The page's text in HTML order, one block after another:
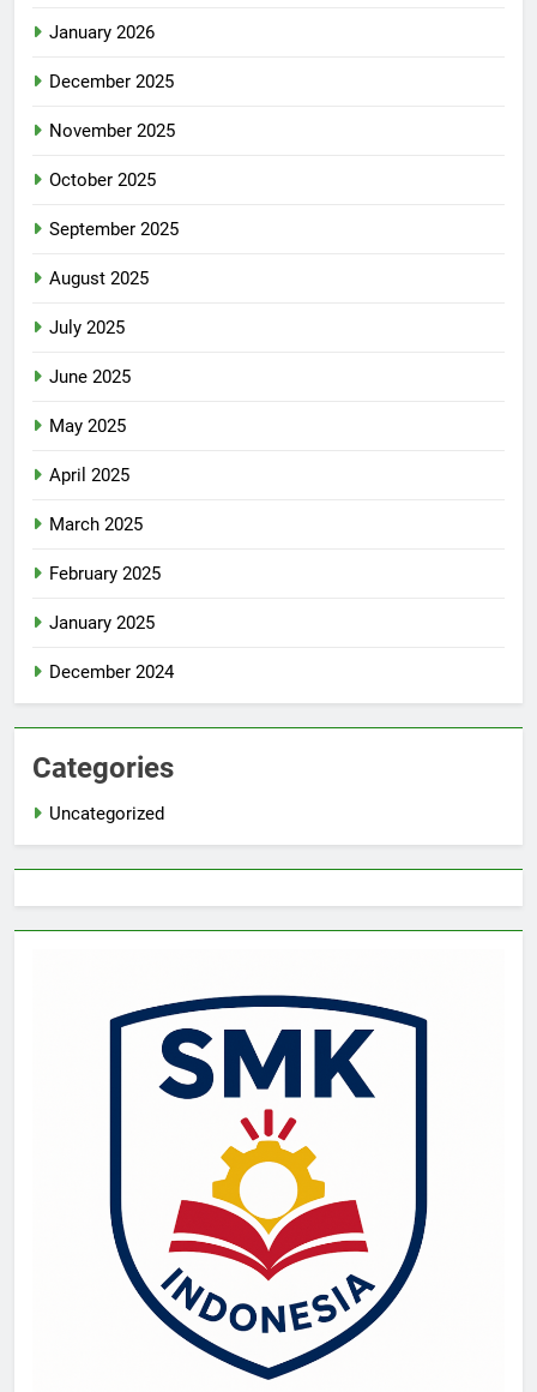
January 2026
December 2025
November 2025
October 2025
September 2025
August 2025
July 2025
June 2025
May 2025
April 2025
March 2025
February 2025
January 2025
December 2024
Categories
Uncategorized